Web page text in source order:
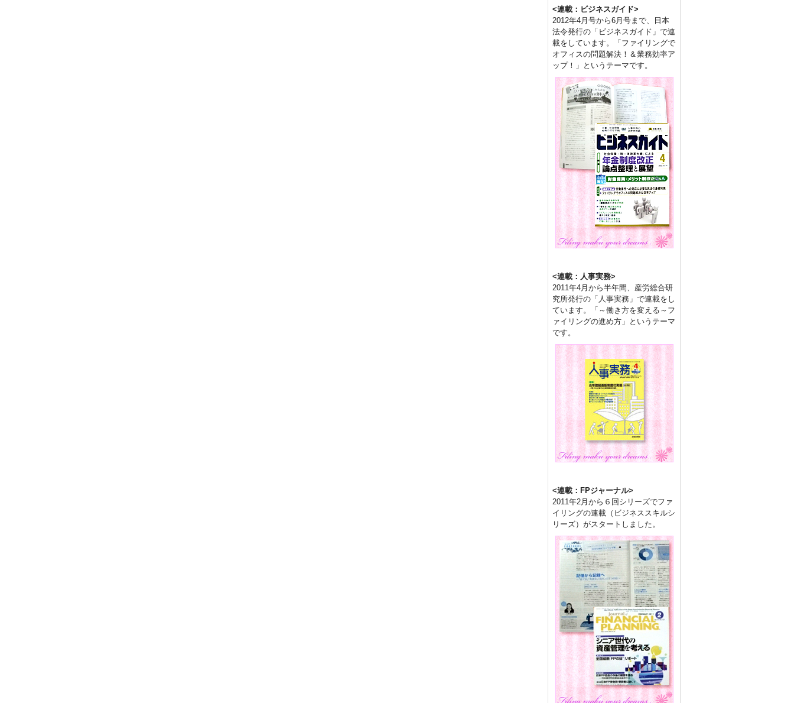
<連載：ビジネスガイド>
2012年4月号から6月号まで、日本
法令発行の「ビジネスガイド」で連
載をしています。「ファイリングで
オフィスの問題解決！＆業務効率ア
ップ！」というテーマです。
<連載：人事実務>
2011年4月から半年間、産労総合研
究所発行の「人事実務」で連載をし
ています。「～働き方を変える～フ
ァイリングの進め方」というテーマ
です。
<連載：FPジャーナル>
2011年2月から６回シリーズでファ
イリングの連載（ビジネススキルシ
リーズ）がスタートしました。